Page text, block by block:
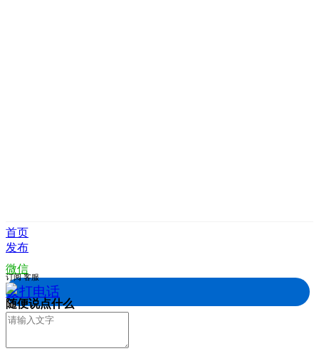
首页
发布
微信
拨打电话
订阅 客服
随便说点什么